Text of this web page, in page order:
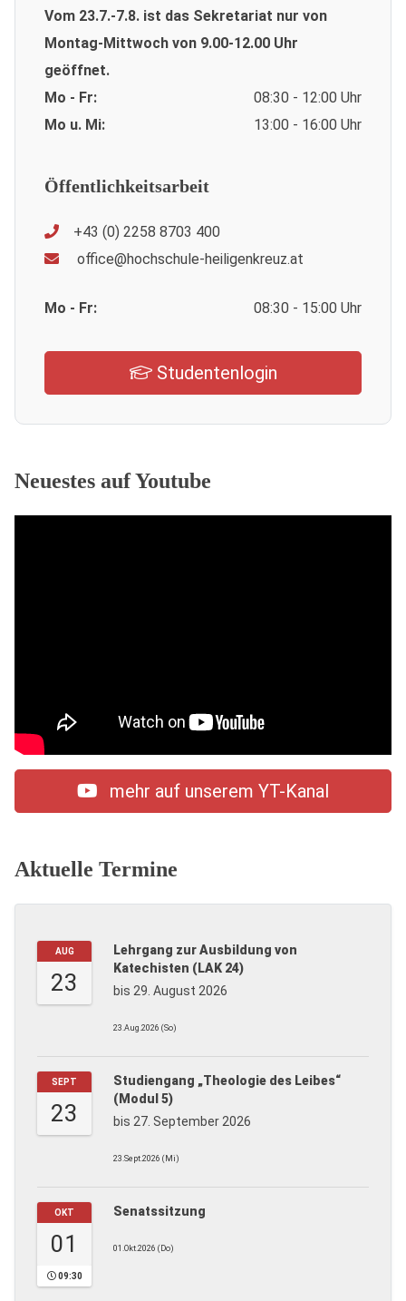
Vom 23.7.-7.8. ist das Sekretariat nur von
Montag-Mittwoch von 9.00-12.00 Uhr
geöffnet.
Mo - Fr:
08:30 - 12:00 Uhr
Mo u. Mi:
13:00 - 16:00 Uhr
Öffentlichkeitsarbeit
+43 (0) 2258 8703 400
office@hochschule-heiligenkreuz.at
Mo - Fr: 08:30 - 15:00 Uhr
Studentenlogin
Neuestes auf Youtube
mehr auf unserem YT-Kanal
Aktuelle Termine
AUG
23
Lehrgang zur Ausbildung von
Katechisten (LAK 24)
bis 29. August 2026
23.Aug.2026 (So)
SEPT
23
Studiengang „Theologie des Leibes“
(Modul 5)
bis 27. September 2026
23.Sept.2026 (Mi)
OKT
01
09:30
Senatssitzung
01.Okt.2026 (Do)